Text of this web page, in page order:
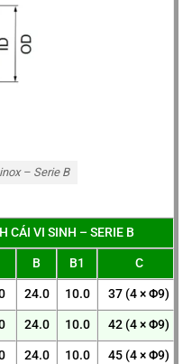
– Serie B
CÁI VI SINH – SERIE B
B B1
C
24.0 10.0
37 (4 × Φ9)
24.0 10.0
42 (4 × Φ9)
24.0 10.0
45 (4 × Φ9)